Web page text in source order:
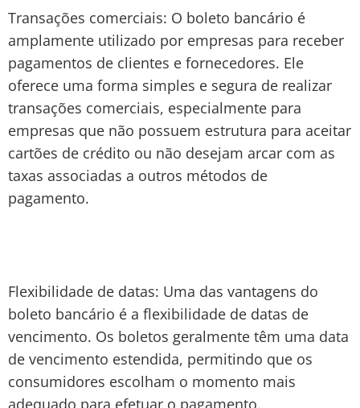
Transações comerciais: O boleto bancário é
amplamente utilizado por empresas para receber
pagamentos de clientes e fornecedores. Ele
oferece uma forma simples e segura de realizar
transações comerciais, especialmente para
empresas que não possuem estrutura para aceitar
cartões de crédito ou não desejam arcar com as
taxas associadas a outros métodos de
pagamento.
Flexibilidade de datas: Uma das vantagens do
boleto bancário é a flexibilidade de datas de
vencimento. Os boletos geralmente têm uma data
de vencimento estendida, permitindo que os
consumidores escolham o momento mais
adequado para efetuar o pagamento.